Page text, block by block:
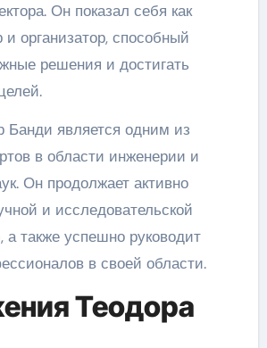
Он показал себя как
организатор, способный
решения и достигать
Банди является одним из
в области инженерии и
Он продолжает активно
и исследовательской
а также успешно руководит
в своей области.
Теодора